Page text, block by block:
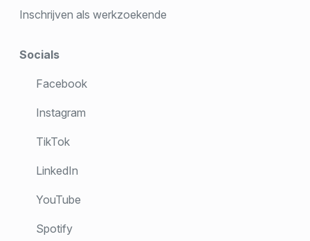
Inschrijven als werkzoekende
Socials
Facebook
Instagram
TikTok
LinkedIn
YouTube
Spotify